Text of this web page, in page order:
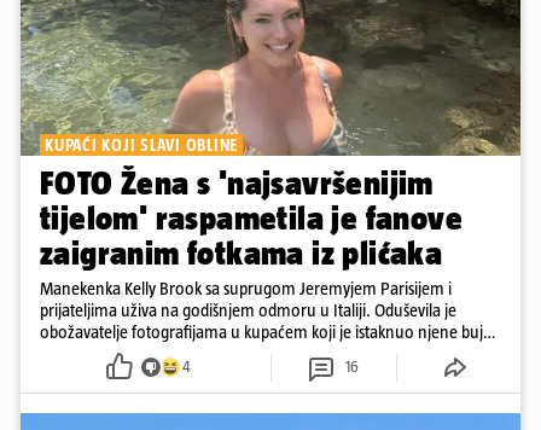
KUPAĆI KOJI SLAVI OBLINE
FOTO Žena s 'najsavršenijim
tijelom' raspametila je fanove
zaigranim fotkama iz plićaka
Manekenka Kelly Brook sa suprugom Jeremyjem Parisijem i
prijateljima uživa na godišnjem odmoru u Italiji. Oduševila je
obožavatelje fotografijama u kupaćem koji je istaknuo njene bujne
4 16